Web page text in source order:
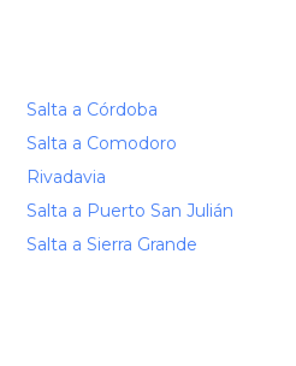
Salta a Córdoba
Salta a Comodoro
Rivadavia
Salta a Puerto San Julián
Salta a Sierra Grande